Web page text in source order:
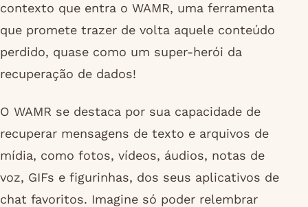
contexto que entra o WAMR, uma ferramenta
que promete trazer de volta aquele conteúdo
perdido, quase como um super-herói da
recuperação de dados!
O WAMR se destaca por sua capacidade de
recuperar mensagens de texto e arquivos de
mídia, como fotos, vídeos, áudios, notas de
voz, GIFs e figurinhas, dos seus aplicativos de
chat favoritos. Imagine só poder relembrar